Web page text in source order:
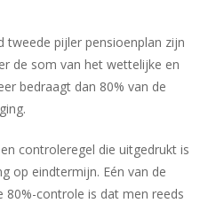
tweede pijler pensioenplan zijn
de som van het wettelijke en
bedraagt dan 80% van de
controleregel die uitgedrukt is
op eindtermijn. Eén van de
80%-controle is dat men reeds